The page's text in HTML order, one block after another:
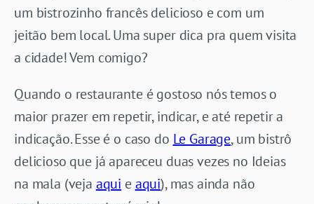
um bistrozinho francês delicioso e com um
jeitão bem local. Uma super dica pra quem visita
a cidade! Vem comigo?
Quando o restaurante é gostoso nós temos o
maior prazer em repetir, indicar, e até repetir a
indicação. Esse é o caso do Le Garage, um bistrô
delicioso que já apareceu duas vezes no Ideias
na mala (veja aqui eaqui), mas ainda não